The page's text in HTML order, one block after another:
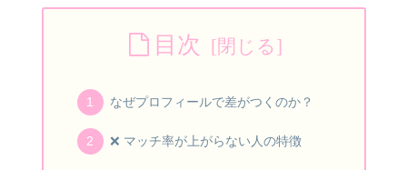
目次
なぜプロフィールで差がつくのか？
❌ マッチ率が上がらない人の特徴